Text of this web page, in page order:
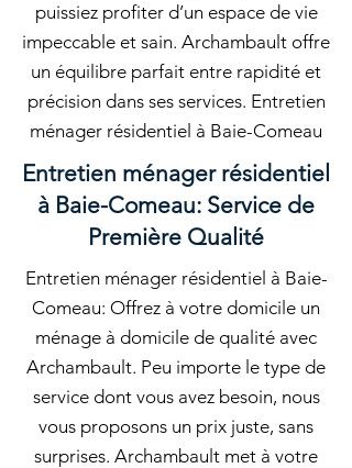
puissiez profiter d’un espace de vie
impeccable et sain. Archambault offre
un équilibre parfait entre rapidité et
précision dans ses services. Entretien
ménager résidentiel à Baie-Comeau
Entretien ménager résidentiel
à Baie-Comeau: Service de
Première Qualité
Entretien ménager résidentiel à Baie-
Comeau: Offrez à votre domicile un
ménage à domicile de qualité avec
Archambault. Peu importe le type de
service dont vous avez besoin, nous
vous proposons un prix juste, sans
surprises. Archambault met à votre